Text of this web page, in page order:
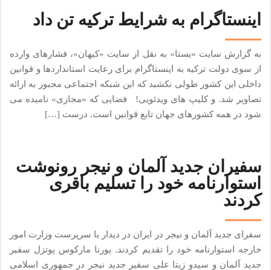
اینستاگرام به شرایط ترکیه تن داد
به گزارش سایت «یستا» به نقل از سایت «کیهان»، فشارهای وارده
از سوی دولت ترکیه به اینستاگرام برای رعایت استانداردها و قوانین
داخلی این کشور طولی نکشید که این شبکه اجتماعی مجبور به ارائه
تصاویر شد. و کلیپ های ویدئویی! فضایی که «مجازی» نامیده می
شود در همه کشورهای جهان تابع قوانین است. درست […]
سفیران جدید آلمان و نیجر رونوشت
استوارنامه خود را تسلیم باقری
کردند
سفرای جدید آلمان و نیجر در ایران در دیدار با سرپرست وزارت امور
خارجه استوارنامه خود را تقدیم کردند. یورنا مارکوس پوتزل سفیر
جدید آلمان و سیدو زیتا علی سفیر جدید نیجر در جمهوری اسلامی